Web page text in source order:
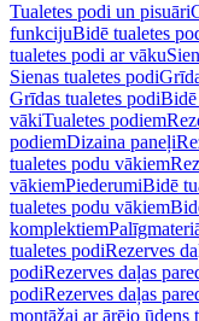
Tualetes podi un pisuāri
funkcijuBidē tualetes
tualetes podi ar vāku
Sienas tualetes podi
Grīdas tualetes podi
vākiTualetes podiem
podiemDizaina paneļi
tualetes podu vākiem
vākiemPiederumiBidē
tualetes podu vākiem
komplektiem
tualetes podiRezerves
podiRezerves daļas
podiRezerves daļas
montāžai ar ārējo ūdens